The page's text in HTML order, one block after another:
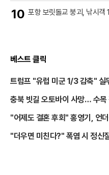
10 포항 보릿돌교 붕괴, 낚시객
베스트 클릭
트럼프 "유럽 미군 1/3 감축" 실
충북 빗길 오토바이 사망… 수목
"어제도 결혼 후회" 홍영기, 언
"더우면 미친다?" 폭염 시 정신